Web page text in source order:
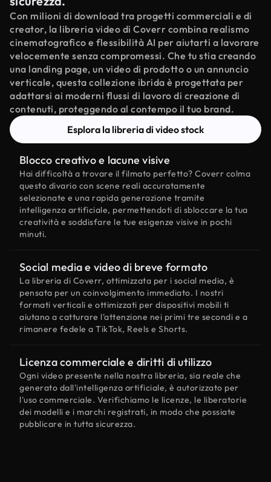
Con milioni di download tra progetti commerciali e di
creator, la libreria video di Coverr combina realismo
cinematografico e flessibilità AI per aiutarti a lavorare
velocemente senza compromessi. Che tu stia creando
una landing page, un video di prodotto o un annuncio
verticale, questa collezione ibrida è progettata per
adattarsi ai moderni flussi di lavoro di creazione di
contenuti, proteggendo al contempo il tuo brand.
Esplora la libreria di video stock
Blocco creativo e lacune visive
Hai difficoltà a trovare il filmato perfetto? Coverr colma
questo divario con scene reali accuratamente
selezionate e una rapida generazione tramite
intelligenza artificiale, permettendoti di sbloccare la tua
creatività e soddisfare le tue esigenze visive in pochi
minuti.
Social media e video di breve formato
La libreria di Coverr, ottimizzata per i social media, è
pensata per un coinvolgimento immediato. I nostri
formati verticali e ottimizzati per dispositivi mobili ti
aiutano a catturare l'attenzione nei primi tre secondi e a
rimanere fedele a TikTok, Reels e Shorts.
Licenza commerciale e diritti di utilizzo
Ogni video presente nella nostra libreria, sia reale che
generato dall'intelligenza artificiale, è autorizzato per
l'uso commerciale. Verifichiamo le licenze, le liberatorie
dei modelli e i marchi registrati, in modo che possiate
pubblicare in tutta sicurezza.